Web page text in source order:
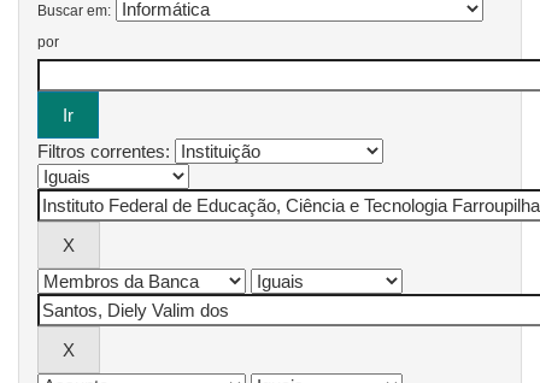
Buscar em:
por
Filtros correntes: